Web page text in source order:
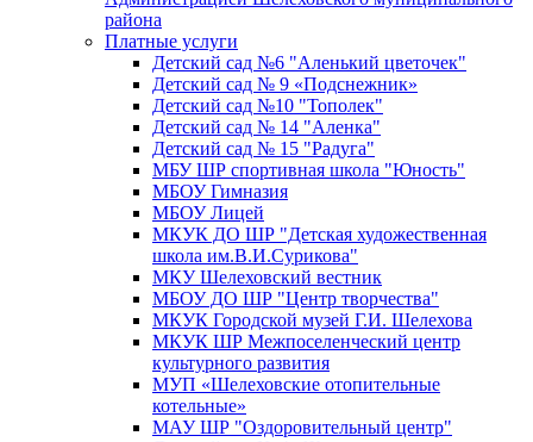
района
Платные услуги
Детский сад №6 "Аленький цветочек"
Детский сад № 9 «Подснежник»
Детский сад №10 "Тополек"
Детский сад № 14 "Аленка"
Детский сад № 15 "Радуга"
МБУ ШР спортивная школа "Юность"
МБОУ Гимназия
МБОУ Лицей
МКУК ДО ШР "Детская художественная
школа им.В.И.Сурикова"
МКУ Шелеховский вестник
МБОУ ДО ШР "Центр творчества"
МКУК Городской музей Г.И. Шелехова
МКУК ШР Межпоселенческий центр
культурного развития
МУП «Шелеховские отопительные
котельные»
МАУ ШР "Оздоровительный центр"